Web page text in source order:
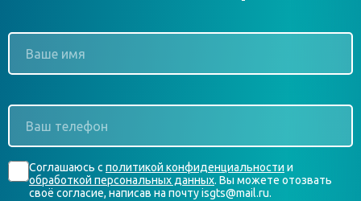
имя
телефон
Согласие
*
Соглашаюсь сполитикой конфиденциальности и
обработкой персональных данных. Вы можете отозвать
своё согласие, написав на почту isgts@mail.ru.